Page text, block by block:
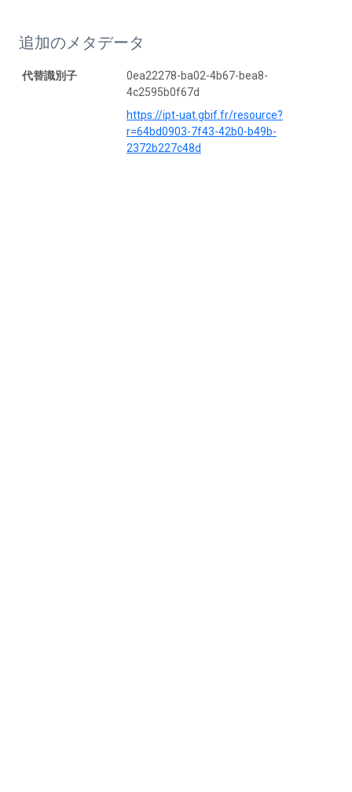
追加のメタデータ
代替識別子
0ea22278-ba02-4b67-bea8-
4c2595b0f67d
https://ipt-uat.gbif.fr/resource?
r=64bd0903-7f43-42b0-b49b-
2372b227c48d